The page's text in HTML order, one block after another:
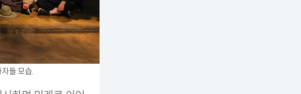
들 모습.